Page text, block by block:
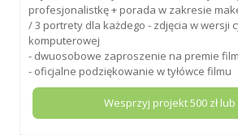
profesjonalistkę + porada w zakresie
/ 3 portrety dla każdego - zdjęcia w wersji
komputerowej
- dwuosobowe zaproszenie na premie
- oficjalne podziękowanie w tyłówce filmu
Wesprzyj projekt500zł lub